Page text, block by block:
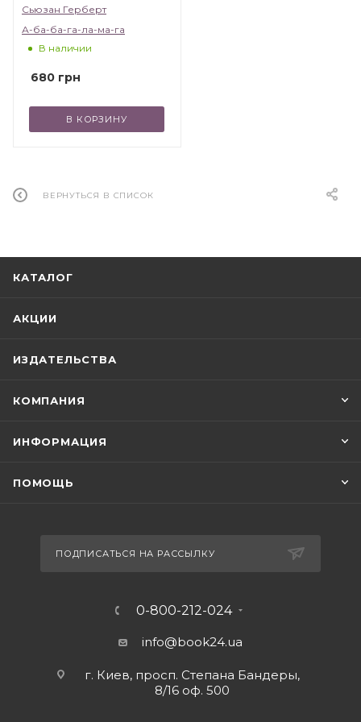
"детей от 2 до 102". Убедитесь в этом сами!
Сьюзан Герберт
А-ба-ба-га-ла-ма-га
В наличии
680 грн
В КОРЗИНУ
ВЕРНУТЬСЯ В СПИСОК
КАТАЛОГ
АКЦИИ
ИЗДАТЕЛЬСТВА
КОМПАНИЯ
ИНФОРМАЦИЯ
ПОМОЩЬ
ПОДПИСАТЬСЯ НА РАССЫЛКУ
0-800-212-024
info@book24.ua
г. Киев, просп. Степана Бандеры,
8/16 оф. 500